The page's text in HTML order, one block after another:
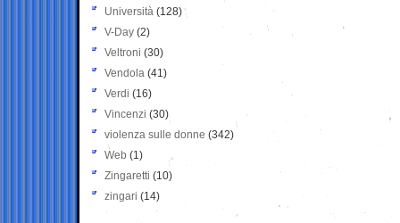
Università (128)
V-Day (2)
Veltroni (30)
Vendola (41)
Verdi (16)
Vincenzi (30)
violenza sulle donne (342)
Web (1)
Zingaretti (10)
zingari (14)